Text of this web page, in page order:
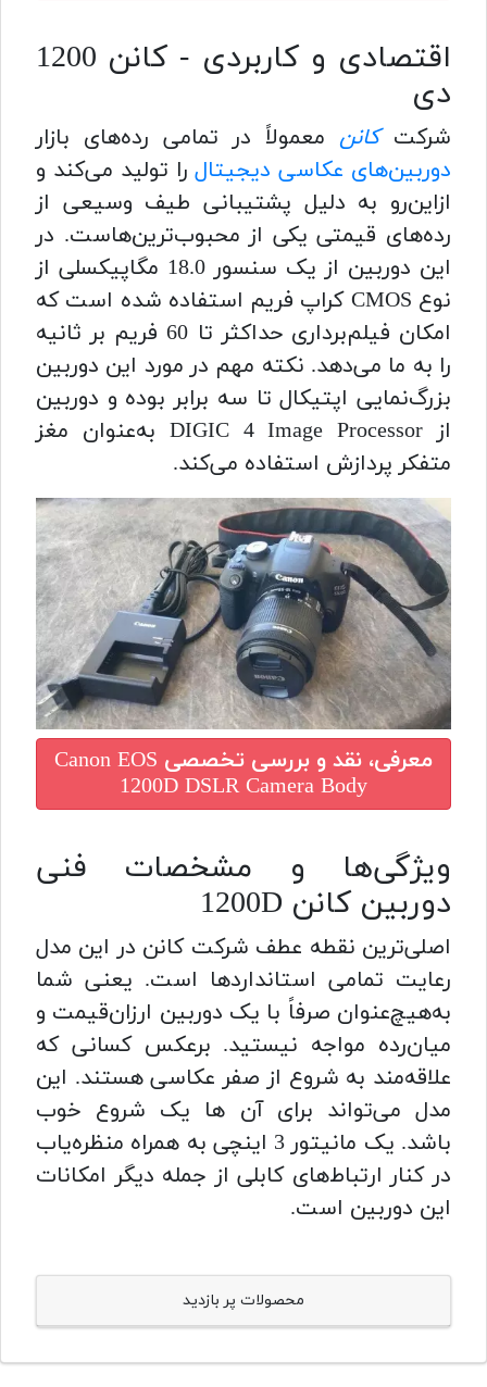
اقتصادی و کاربردی - کانن 1200
دی
شرکتکانن معمولاً در تمامی رده‌های بازار
دوربین‌های عکاسی دیجیتال را تولید می‌کند و
ازاین‌رو به دلیل پشتیبانی طیف وسیعی از
رده‌های قیمتی یکی از محبوب‌ترین‌هاست. در
این دوربین از یک سنسور 18.0 مگاپیکسلی از
نوع CMOS کراپ فریم استفاده شده است که
امکان فیلم‌برداری حداکثر تا 60 فریم بر ثانیه
را به ما می‌دهد. نکته مهم در مورد این دوربین
بزرگ‌نمایی اپتیکال تا سه برابر بوده و دوربین
از DIGIC 4 Image Processor به‌عنوان مغز
متفکر پردازش استفاده می‌کند.
معرفی، نقد و بررسی تخصصی Canon EOS
1200D DSLR Camera Body
ویژگی‌ها و مشخصات فنی
دوربین کانن 1200D
اصلی‌ترین نقطه عطف شرکت کانن در این مدل
رعایت تمامی استانداردها است. یعنی شما
به‌هیچ‌عنوان صرفاً با یک دوربین ارزان‌قیمت و
میان‌رده مواجه نیستید. برعکس کسانی که
علاقه‌مند به شروع از صفر عکاسی هستند. این
مدل می‌تواند برای آن ها یک شروع خوب
باشد. یک مانیتور 3 اینچی به همراه منظره‌یاب
در کنار ارتباط‌های کابلی از جمله دیگر امکانات
این دوربین است.
محصولات پر بازدید